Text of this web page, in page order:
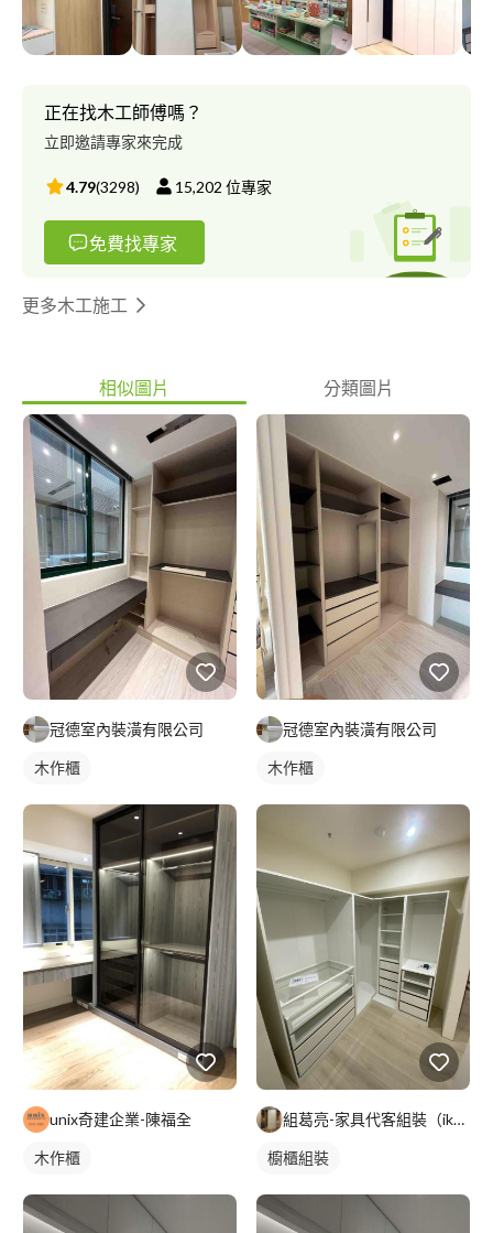
正在找木工師傅嗎？
立即邀請專家來完成
4.79(3298) 15,202 位專家
免費找專家
更多木工施工
相似圖片 分類圖片
冠德室內裝潢有限公司
木作櫃
unix奇建企業-陳福全
木作櫃
冠德室內裝潢有限公司
木作櫃
組葛亮-家具代客組裝（ikea、淘寶）
櫥櫃組裝